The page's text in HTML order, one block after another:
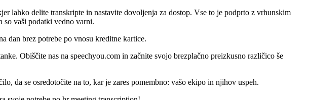
lahko delite transkripte in nastavite dovoljenja za dostop. Vse to je podprto z vrhunskim
so vaši podatki vedno varni.
dan brez potrebe po vnosu kreditne kartice.
Obiščite nas na speechyou.com in začnite svojo brezplačno preizkusno različico še
da se osredotočite na to, kar je zares pomembno: vašo ekipo in njihov uspeh.